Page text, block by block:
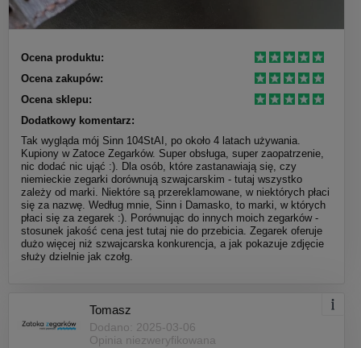
Ocena produktu:
Ocena zakupów:
Ocena sklepu:
Dodatkowy komentarz:
Tak wygląda mój Sinn 104StAI, po około 4 latach używania.
Kupiony w Zatoce Zegarków. Super obsługa, super zaopatrzenie,
nic dodać nic ująć :). Dla osób, które zastanawiają się, czy
niemieckie zegarki dorównują szwajcarskim - tutaj wszystko
zależy od marki. Niektóre są przereklamowane, w niektórych płaci
się za nazwę. Według mnie, Sinn i Damasko, to marki, w których
płaci się za zegarek :). Porównując do innych moich zegarków -
stosunek jakość cena jest tutaj nie do przebicia. Zegarek oferuje
dużo więcej niż szwajcarska konkurencja, a jak pokazuje zdjęcie
służy dzielnie jak czołg.
Tomasz
Dodano: 2025-03-06
Opinia niezweryfikowana